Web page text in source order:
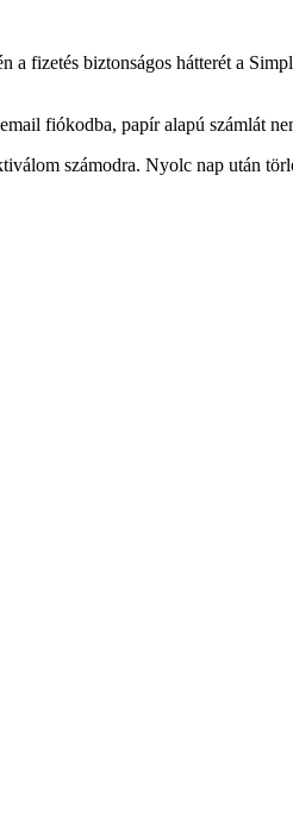
fizetés biztonságos hátterét a
fiókodba, papír alapú számlát
számodra. Nyolc nap után